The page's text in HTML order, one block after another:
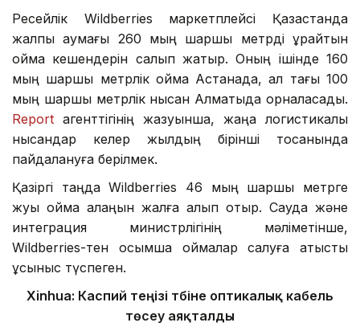
Ресейлік Wildberries маркетплейсі Қазақстанда
жалпы аумағы 260 мың шаршы метрді құрайтын
қойма кешендерін салып жатыр. Оның ішінде 160
мың шаршы метрлік қойма Астанада, ал тағы 100
мың шаршы метрлік нысан Алматыда орналасады.
Report агенттігінің жазуынша, жаңа логистикалық
нысандар келер жылдың бірінші тоқсанында
пайдалануға берілмек.
Қазіргі таңда Wildberries 46 мың шаршы метрге
жуық қойма алаңын жалға алып отыр. Сауда және
интеграция министрлігінің мәліметінше,
Wildberries-тен қосымша қоймалар салуға қатысты
ұсыныс түспеген.
Xinhua: Каспий теңізі түбіне оптикалық кабель
төсеу аяқталды